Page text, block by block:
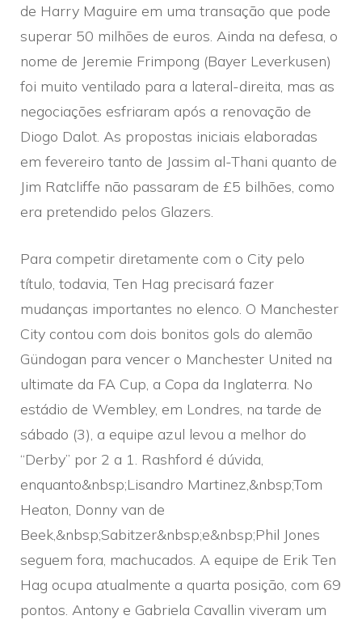
de Harry Maguire em uma transação que pode
superar 50 milhões de euros. Ainda na defesa, o
nome de Jeremie Frimpong (Bayer Leverkusen)
foi muito ventilado para a lateral-direita, mas as
negociações esfriaram após a renovação de
Diogo Dalot. As propostas iniciais elaboradas
em fevereiro tanto de Jassim al-Thani quanto de
Jim Ratcliffe não passaram de £5 bilhões, como
era pretendido pelos Glazers.
Para competir diretamente com o City pelo
título, todavia, Ten Hag precisará fazer
mudanças importantes no elenco. O Manchester
City contou com dois bonitos gols do alemão
Gündogan para vencer o Manchester United na
ultimate da FA Cup, a Copa da Inglaterra. No
estádio de Wembley, em Londres, na tarde de
sábado (3), a equipe azul levou a melhor do
“Derby” por 2 a 1. Rashford é dúvida,
enquanto&nbsp;Lisandro Martinez,&nbsp;Tom
Heaton, Donny van de
Beek,&nbsp;Sabitzer&nbsp;e&nbsp;Phil Jones
seguem fora, machucados. A equipe de Erik Ten
Hag ocupa atualmente a quarta posição, com 69
pontos. Antony e Gabriela Cavallin viveram um